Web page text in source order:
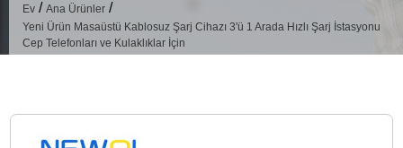
Ev / Ana Ürünler /
Yeni Ürün Masaüstü Kablosuz Şarj Cihazı 3'ü 1 Arada Hızlı Şarj İstasyonu
Cep Telefonları ve Kulaklıklar İçin